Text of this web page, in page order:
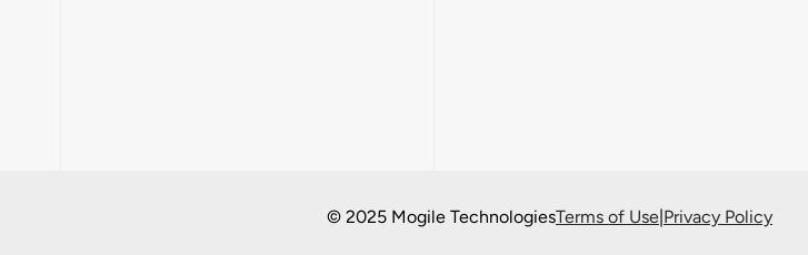
© 2025 Mogile TechnologiesTerms of Use|Privacy Policy